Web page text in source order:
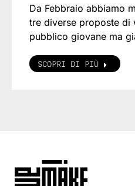
Da Febbraio abbiamo
tre diverse proposte di
pubblico giovane ma
SCOPRI DI PIÙ